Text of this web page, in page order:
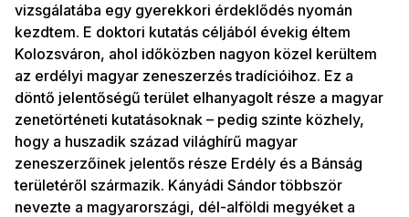
vizsgálatába egy gyerekkori érdeklődés nyomán
kezdtem. E doktori kutatás céljából évekig éltem
Kolozsváron, ahol időközben nagyon közel kerültem
az erdélyi magyar zeneszerzés tradícióihoz. Ez a
döntő jelentőségű terület elhanyagolt része a magyar
zenetörténeti kutatásoknak – pedig szinte közhely,
hogy a huszadik század világhírű magyar
zeneszerzőinek jelentős része Erdély és a Bánság
területéről származik. Kányádi Sándor többször
nevezte a magyarországi, dél-alföldi megyéket a